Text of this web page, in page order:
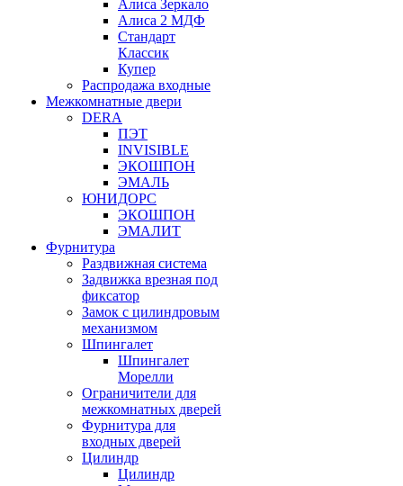
Алиса Зеркало
Алиса 2 МДФ
Стандарт
Классик
Купер
Распродажа входные
Межкомнатные двери
DERA
ПЭТ
INVISIBLE
ЭКОШПОН
ЭМАЛЬ
ЮНИДОРС
ЭКОШПОН
ЭМАЛИТ
Фурнитура
Раздвижная система
Задвижка врезная под
фиксатор
Замок с цилиндровым
механизмом
Шпингалет
Шпингалет
Морелли
Ограничители для
межкомнатных дверей
Фурнитура для
входных дверей
Цилиндр
Цилиндр